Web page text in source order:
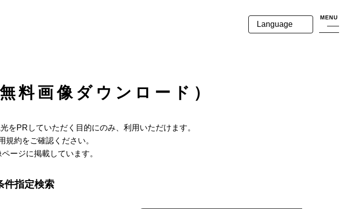
MENU
Language
料画像ダウンロード）
をPRしていただく目的にのみ、利用いただけます。
規約をご確認ください。
ージに掲載しています。
件指定検索